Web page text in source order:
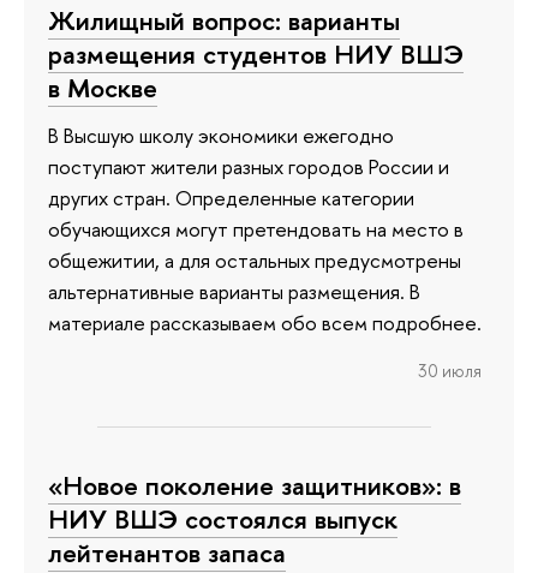
Жилищный вопрос: варианты
размещения студентов НИУ ВШЭ
в Москве
В Высшую школу экономики ежегодно
поступают жители разных городов России и
других стран. Определенные категории
обучающихся могут претендовать на место в
общежитии, а для остальных предусмотрены
альтернативные варианты размещения. В
материале рассказываем обо всем подробнее.
30 июля
«Новое поколение защитников»: в
НИУ ВШЭ состоялся выпуск
лейтенантов запаса